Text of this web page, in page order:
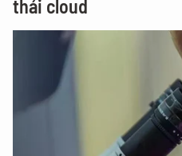
thái cloud